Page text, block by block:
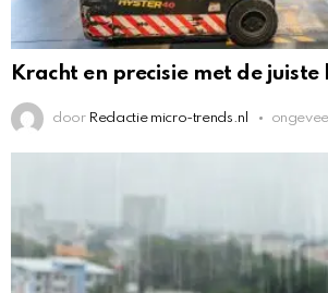
Kracht en precisie met de
door Redactie micro-trends.nl